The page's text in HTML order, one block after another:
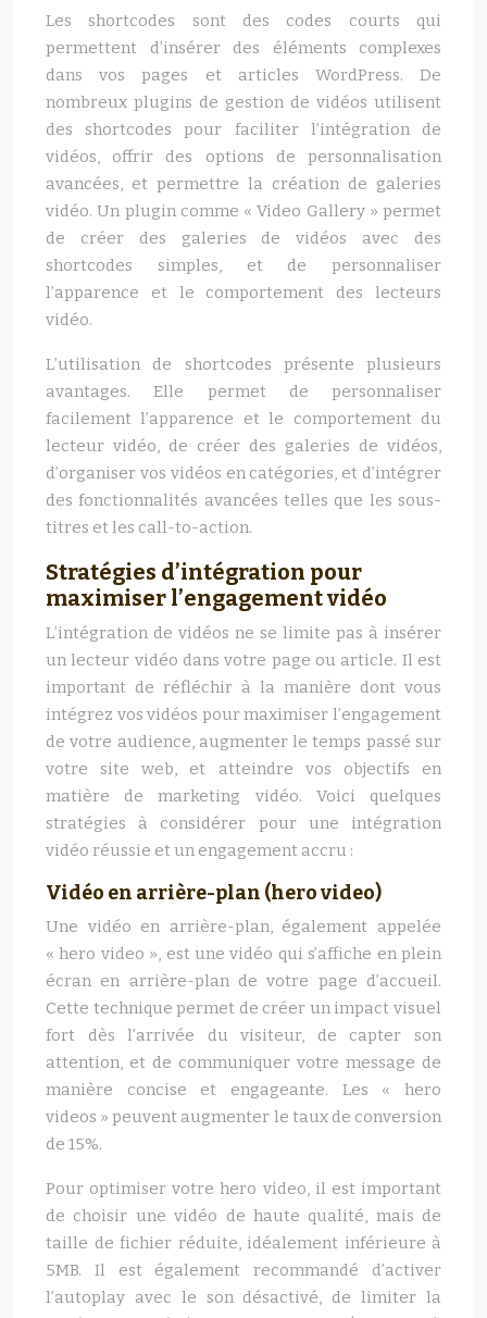
Les shortcodes sont des codes courts qui
permettent d’insérer des éléments complexes
dans vos pages et articles WordPress. De
nombreux plugins de gestion de vidéos utilisent
des shortcodes pour faciliter l’intégration de
vidéos, offrir des options de personnalisation
avancées, et permettre la création de galeries
vidéo. Un plugin comme « Video Gallery » permet
de créer des galeries de vidéos avec des
shortcodes simples, et de personnaliser
l’apparence et le comportement des lecteurs
vidéo.
L’utilisation de shortcodes présente plusieurs
avantages. Elle permet de personnaliser
facilement l’apparence et le comportement du
lecteur vidéo, de créer des galeries de vidéos,
d’organiser vos vidéos en catégories, et d’intégrer
des fonctionnalités avancées telles que les sous-
titres et les call-to-action.
Stratégies d’intégration pour
maximiser l’engagement vidéo
L’intégration de vidéos ne se limite pas à insérer
un lecteur vidéo dans votre page ou article. Il est
important de réfléchir à la manière dont vous
intégrez vos vidéos pour maximiser l’engagement
de votre audience, augmenter le temps passé sur
votre site web, et atteindre vos objectifs en
matière de marketing vidéo. Voici quelques
stratégies à considérer pour une intégration
vidéo réussie et un engagement accru :
Vidéo en arrière-plan (hero video)
Une vidéo en arrière-plan, également appelée
« hero video », est une vidéo qui s’affiche en plein
écran en arrière-plan de votre page d’accueil.
Cette technique permet de créer un impact visuel
fort dès l’arrivée du visiteur, de capter son
attention, et de communiquer votre message de
manière concise et engageante. Les « hero
videos » peuvent augmenter le taux de conversion
de 15%.
Pour optimiser votre hero video, il est important
de choisir une vidéo de haute qualité, mais de
taille de fichier réduite, idéalement inférieure à
5MB. Il est également recommandé d’activer
l’autoplay avec le son désactivé, de limiter la